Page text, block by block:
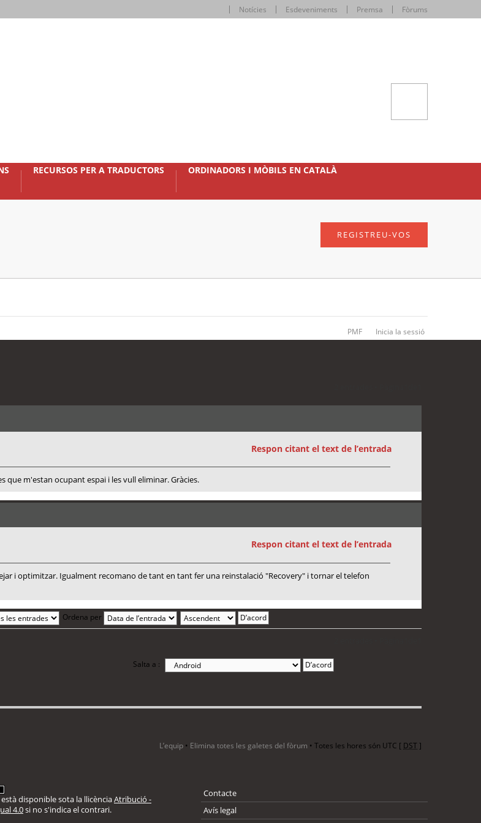
Notícies Esdeveniments Premsa Fòrums
RECURSOS PER A TRADUCTORS ORDINADORS I MÒBILS EN CATALÀ
REGISTREU-VOS
PMF Inicia la sessió
Respon citant el text de l’entrada
que m'estan ocupant espai i les vull eliminar. Gràcies.
Respon citant el text de l’entrada
i optimitzar. Igualment recomano de tant en tant fer una reinstalació "Recovery" i tornar el telefon
Ordena per
Salta a :
L’equip • Elimina totes les galetes del fòrum • Totes les hores són UTC [ DST]
disponible sota la llicènciaAtribució -
4.0si no s'indica el contrari.
Contacte
Avís legal